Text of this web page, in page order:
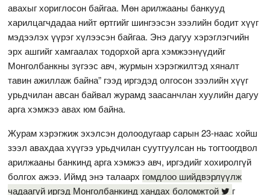
авахыг хориглосон байгаа. Мөн арилжааны банкууд
харилцагчдадаа нийт өртгийг шингээсэн зээлийн бодит хүүг
мэдээлэх үүрэг хүлээсэн байгаа. Энэ дагуу хэрэглэгчийн
эрх ашгийг хамгаалах тодорхой арга хэмжээнүүдийг
Монголбанкны зүгээс авч, журмын хэрэгжилтэд хяналт
тавин ажиллаж байна” гээд иргэдэд олгосон зээлийн хүүг
урьдчилан авсан байвал журамд заасанчлан хуулийн дагуу
арга хэмжээ авах юм байна.
Журам хэрэгжиж эхэлсэн долоодугаар сарын 23-наас хойш
зээл авахдаа хүүгээ урьдчилан суутгуулсан нь тогтоогдвол
арилжааны банкинд арга хэмжээ авч, иргэдийг хохиролгүй
болгох ажээ. Иймд энэ талаарх гомдлоо шийдвэрлүүлж
чадаагүй иргэд Монголбанкинд хандах боломжтой
г